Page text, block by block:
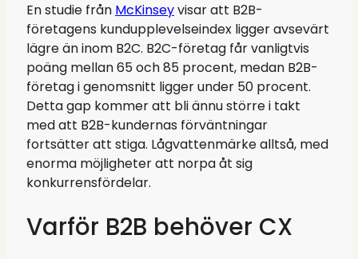
En studie från McKinseyvisar att B2B-
företagens kundupplevelseindex ligger avsevärt
lägre än inom B2C. B2C-företag får vanligtvis
poäng mellan 65 och 85 procent, medan B2B-
företag i genomsnitt ligger under 50 procent.
Detta gap kommer att bli ännu större i takt
med att B2B-kundernas förväntningar
fortsätter att stiga. Lågvattenmärke alltså, med
enorma möjligheter att norpa åt sig
konkurrensfördelar.
Varför B2B behöver CX